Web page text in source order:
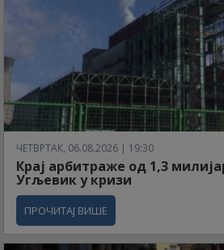
ЧЕТВРТАК, 06.08.2026 | 19:30
Крај арбитраже од 1,3
Угљевик у кризи
ПРОЧИТАЈ ВИШЕ